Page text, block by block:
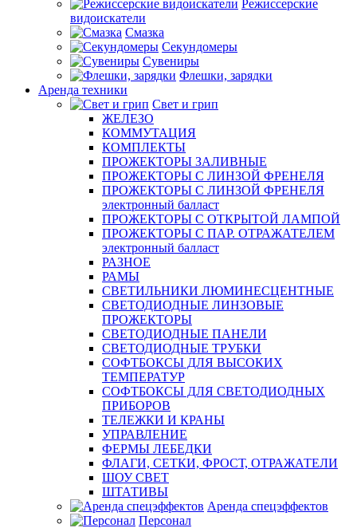
Режиссерские
видоискатели
Смазка
Секундомеры
Сувениры
Флешки, зарядки
Аренда техники
Свет и грип
ЖЕЛЕЗО
КОММУТАЦИЯ
КОМПЛЕКТЫ
ПРОЖЕКТОРЫ ЗАЛИВНЫЕ
ПРОЖЕКТОРЫ С ЛИНЗОЙ ФРЕНЕЛЯ
ПРОЖЕКТОРЫ С ЛИНЗОЙ ФРЕНЕЛЯ
электронный балласт
ПРОЖЕКТОРЫ С ОТКРЫТОЙ ЛАМПОЙ
ПРОЖЕКТОРЫ С ПАР. ОТРАЖАТЕЛЕМ
электронный балласт
РАЗНОЕ
РАМЫ
СВЕТИЛЬНИКИ ЛЮМИНЕСЦЕНТНЫЕ
СВЕТОДИОДНЫЕ ЛИНЗОВЫЕ
ПРОЖЕКТОРЫ
СВЕТОДИОДНЫЕ ПАНЕЛИ
СВЕТОДИОДНЫЕ ТРУБКИ
СОФТБОКСЫ ДЛЯ ВЫСОКИХ
ТЕМПЕРАТУР
СОФТБОКСЫ ДЛЯ СВЕТОДИОДНЫХ
ПРИБОРОВ
ТЕЛЕЖКИ И КРАНЫ
УПРАВЛЕНИЕ
ФЕРМЫ ЛЕБЕДКИ
ФЛАГИ, СЕТКИ, ФРОСТ, ОТРАЖАТЕЛИ
ШОУ СВЕТ
ШТАТИВЫ
Аренда спецэффектов
Персонал